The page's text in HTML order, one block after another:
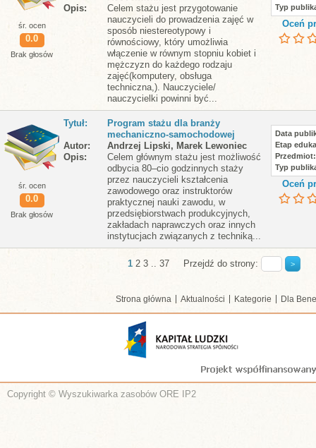
śr. ocen
0.0
Brak głosów
Opis
Celem stażu jest przygotowanie
nauczycieli do prowadzenia zajęć w
sposób niestereotypowy i
równościowy, który umożliwia
włączenie w równym stopniu kobiet i
mężczyzn do każdego rodzaju
zajęć(komputery, obsługa
techniczna,). Nauczyciele/
nauczycielki powinni być...
Typ
Oceń
śr. ocen
0.0
Brak głosów
Tytuł
Program stażu dla branży
mechaniczno-samochodowej
Autor
Andrzej Lipski, Marek Lewoniec
Opis
Celem głównym stażu jest możliwość
odbycia 80–cio godzinnych staży
przez nauczycieli kształcenia
zawodowego oraz instruktorów
praktycznej nauki zawodu, w
przedsiębiorstwach produkcyjnych,
zakładach naprawczych oraz innych
instytucjach związanych z techniką...
Data
Etap
Przedmiot
Typ
Oceń
1 2 3 .. 37 Przejdź do strony:
Strona główna Aktualności Kategorie Dla
Copyright © Wyszukiwarka zasobów ORE IP2